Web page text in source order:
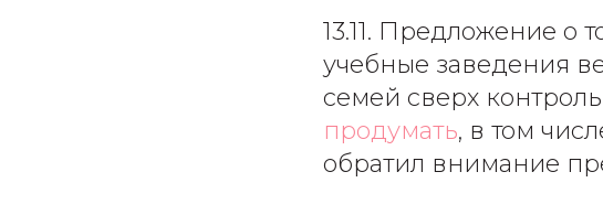
13.11. Предложение о
учебные заведения
семей сверх
продумать, в том
обратил внимание